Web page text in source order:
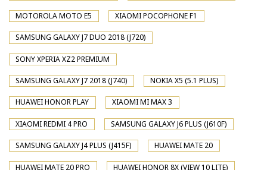
MOTOROLA MOTO E5 XIAOMI POCOPHONE F1
SAMSUNG GALAXY J7 DUO 2018 (J720)
SONY XPERIA XZ2 PREMIUM
SAMSUNG GALAXY J7 2018 (J740) NOKIA X5 (5.1 PLUS)
HUAWEI HONOR PLAY XIAOMI MI MAX 3
XIAOMI REDMI 4 PRO SAMSUNG GALAXY J6 PLUS (J610F)
SAMSUNG GALAXY J4 PLUS (J415F) HUAWEI MATE 20
HUAWEI MATE 20 PRO HUAWEI HONOR 8X (VIEW 10 LITE)